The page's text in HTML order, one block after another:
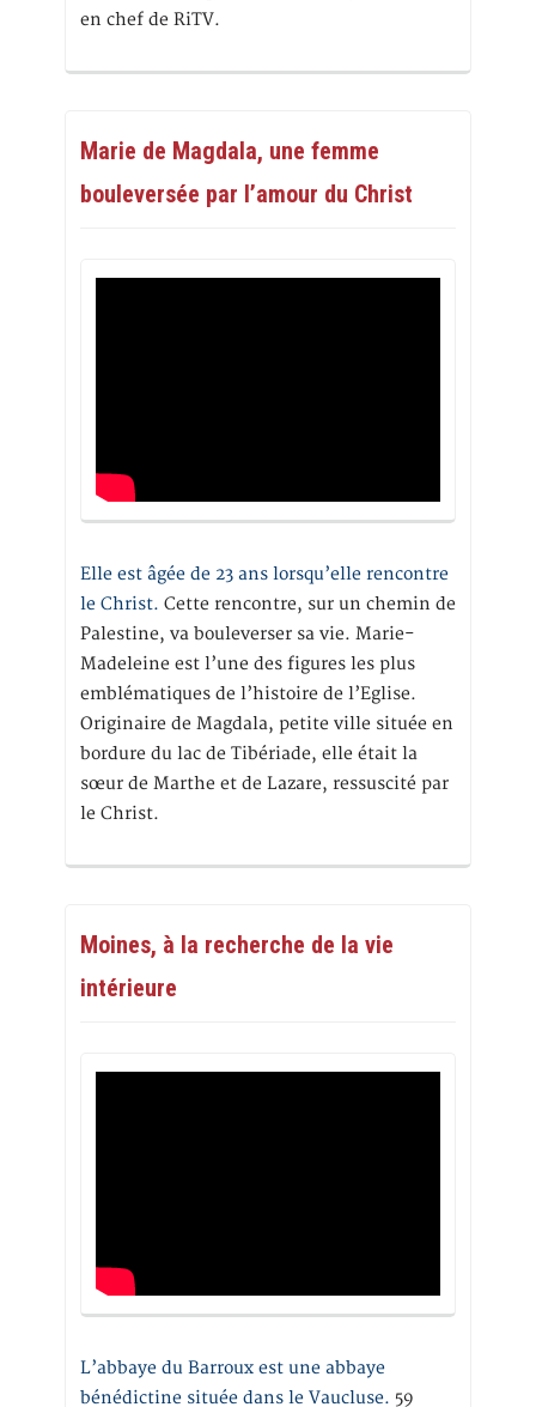
en chef de RiTV.
Marie de Magdala, une femme
bouleversée par l’amour du Christ
Elle est âgée de 23 ans lorsqu’elle rencontre
le Christ. Cette rencontre, sur un chemin de
Palestine, va bouleverser sa vie. Marie-
Madeleine est l’une des figures les plus
emblématiques de l’histoire de l’Eglise.
Originaire de Magdala, petite ville située en
bordure du lac de Tibériade, elle était la
sœur de Marthe et de Lazare, ressuscité par
le Christ.
Moines, à la recherche de la vie
intérieure
L’abbaye du Barroux est une abbaye
bénédictine située dans le Vaucluse. 59